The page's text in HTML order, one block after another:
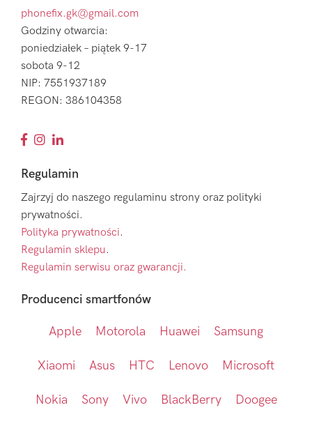
phonefix.gk@gmail.com
Godziny otwarcia:
poniedziałek – piątek 9-17
sobota 9-12
NIP: 7551937189
REGON: 386104358
Regulamin
Zajrzyj do naszego regulaminu strony oraz polityki
prywatności.
Polityka prywatności.
Regulamin sklepu.
Regulamin serwisu oraz gwarancji.
Producenci smartfonów
Apple Motorola Huawei Samsung
Xiaomi Asus HTC Lenovo Microsoft
Nokia Sony Vivo BlackBerry Doogee